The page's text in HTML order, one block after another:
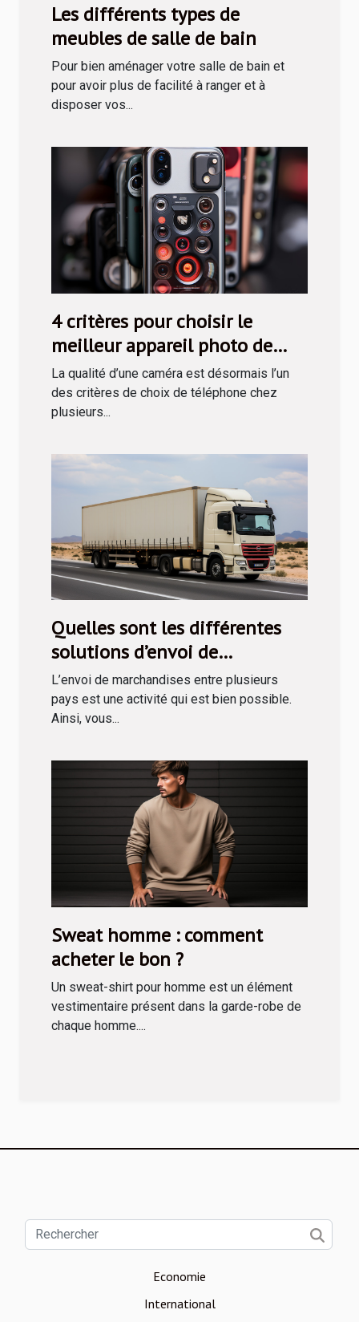
Les différents types de
meubles de salle de bain
Pour bien aménager votre salle de bain et
pour avoir plus de facilité à ranger et à
disposer vos...
4 critères pour choisir le
meilleur appareil photo de
téléphone
La qualité d’une caméra est désormais l’un
des critères de choix de téléphone chez
plusieurs...
Quelles sont les différentes
solutions d’envoi de
marchandises en Tunisie ?
L’envoi de marchandises entre plusieurs
pays est une activité qui est bien possible.
Ainsi, vous...
Sweat homme : comment
acheter le bon ?
Un sweat-shirt pour homme est un élément
vestimentaire présent dans la garde-robe de
chaque homme....
Economie
International